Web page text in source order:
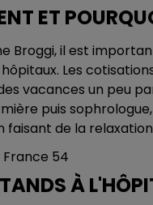
ET
Broggi, il est
Les
vacances un peu
puis
faisant de la
À